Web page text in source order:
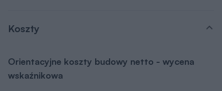
Koszty
Orientacyjne koszty budowy netto - wycena
wskaźnikowa